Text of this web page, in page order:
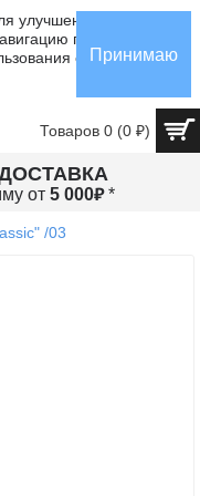
улучшения
по сайту,
cookie-
Принимаю
Товаров 0 (0 ₽)
от 5 000₽*
/03